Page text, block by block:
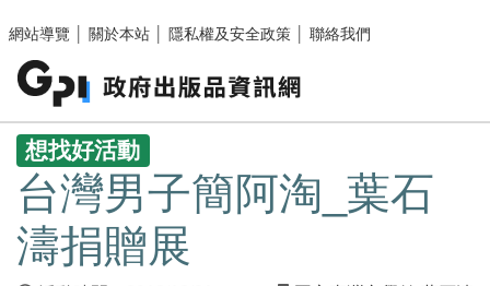
網站導覽
關於本站 隱私權及安全政策 聯絡我們
:::
想找好活動
台灣男子簡阿淘_葉石
濤捐贈展